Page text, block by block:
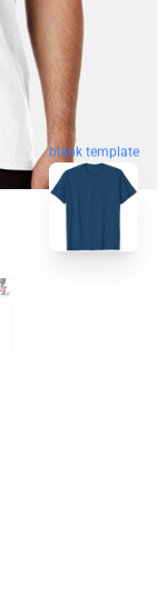
blank template